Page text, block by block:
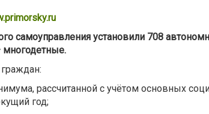
самоуправления установили 708
рассчитанной с учётом основных
год;